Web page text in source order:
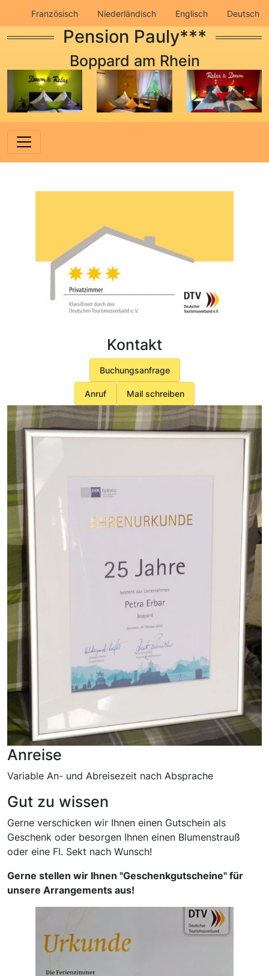
Französisch Niederländisch Englisch Deutsch
Impressum Datenschutz
Pension Pauly***
Boppard am Rhein
Kontakt
Buchungsanfrage
Anruf Mail schreiben
Anreise
Variable An- und Abreisezeit nach Absprache
Gut zu wissen
Gerne verschicken wir Ihnen einen Gutschein als
Geschenk oder besorgen Ihnen einen Blumenstrauß
oder eine Fl. Sekt nach Wunsch!
Gerne stellen wir Ihnen "Geschenkgutscheine" für
unsere Arrangements aus!